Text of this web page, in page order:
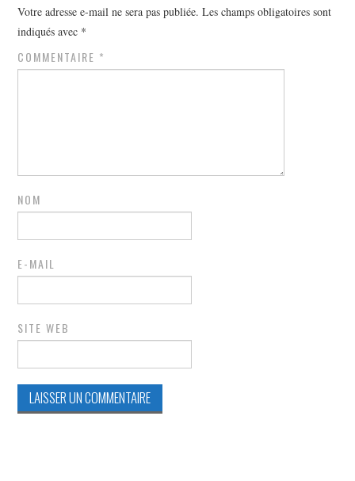
Votre adresse e-mail ne sera pas publiée. Les champs obligatoires sont
indiqués avec *
COMMENTAIRE *
NOM
E-MAIL
SITE WEB